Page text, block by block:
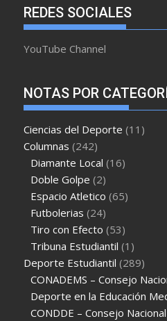
REDES SOCIALES
YouTube Channel
NOTAS POR
Ciencias del Deporte (11)
Columnas (242)
Diamante Local (16)
Doble Golpe (2)
Espacio Atletico (65)
Futbolerias (24)
Tiro con Efecto (53)
Tribuna Estudiantil (1)
Deporte Estudiantil (289)
CONADEMS – Consejo
Deporte en la Educación
CONDDE – Consejo